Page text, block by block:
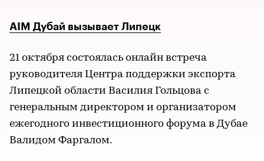
AIM Дубай вызывает Липецк
21 октября состоялась онлайн встреча
руководителя Центра поддержки экспорта
Липецкой области Василия Гольцова с
генеральным директором и организатором
ежегодного инвестиционного форума в Дубае
Валидом Фаргалом.